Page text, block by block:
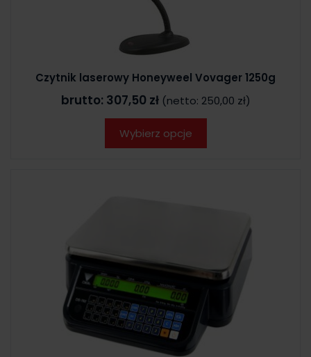
Czytnik laserowy Honeyweel Vovager 1250g
brutto: 307,50 zł (netto: 250,00 zł)
Wybierz opcje